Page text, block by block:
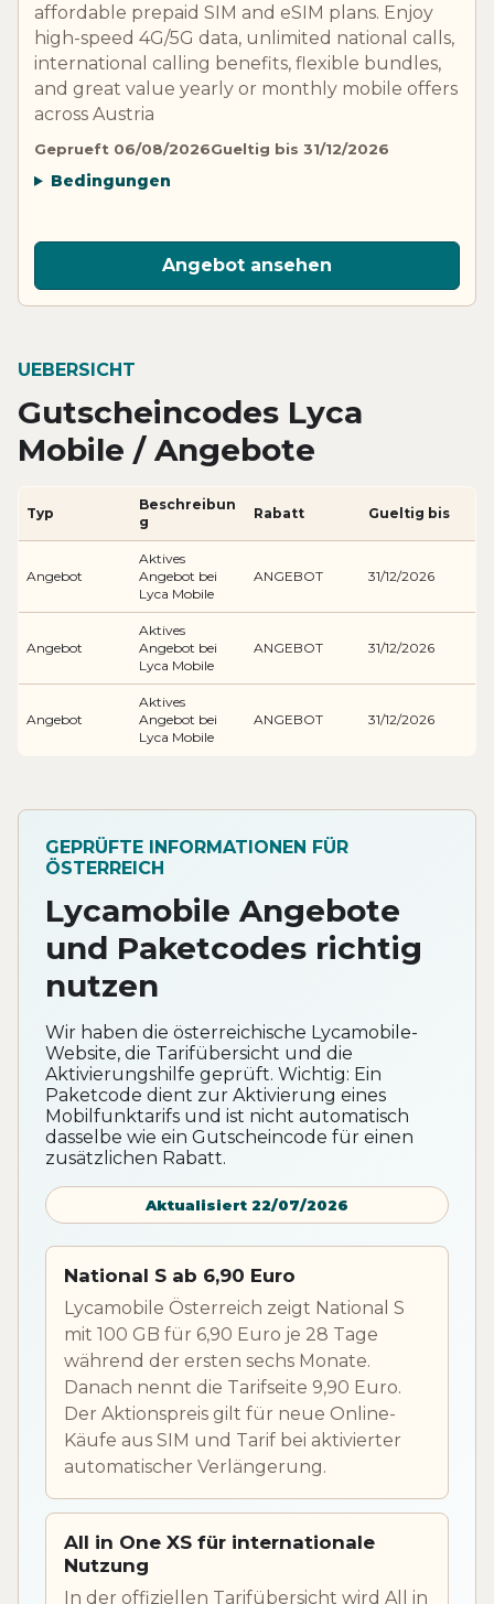
affordable prepaid SIM and eSIM plans. Enjoy
high-speed 4G/5G data, unlimited national calls,
international calling benefits, flexible bundles,
and great value yearly or monthly mobile offers
across Austria
Geprueft 06/08/2026Gueltig bis 31/12/2026
Bedingungen
Angebot ansehen
UEBERSICHT
Gutscheincodes Lyca
Mobile / Angebote
Typ
Beschreibun
g
Rabatt Gueltig bis
Angebot
Aktives
Angebot bei
Lyca Mobile
ANGEBOT 31/12/2026
Angebot
Aktives
Angebot bei
Lyca Mobile
ANGEBOT 31/12/2026
Angebot
Aktives
Angebot bei
Lyca Mobile
ANGEBOT 31/12/2026
GEPRÜFTE INFORMATIONEN FÜR
ÖSTERREICH
Lycamobile Angebote
und Paketcodes richtig
nutzen
Wir haben die österreichische Lycamobile-
Website, die Tarifübersicht und die
Aktivierungshilfe geprüft. Wichtig: Ein
Paketcode dient zur Aktivierung eines
Mobilfunktarifs und ist nicht automatisch
dasselbe wie ein Gutscheincode für einen
zusätzlichen Rabatt.
Aktualisiert 22/07/2026
National S ab 6,90 Euro
Lycamobile Österreich zeigt National S
mit 100 GB für 6,90 Euro je 28 Tage
während der ersten sechs Monate.
Danach nennt die Tarifseite 9,90 Euro.
Der Aktionspreis gilt für neue Online-
Käufe aus SIM und Tarif bei aktivierter
automatischer Verlängerung.
All in One XS für internationale
Nutzung
In der offiziellen Tarifübersicht wird All in